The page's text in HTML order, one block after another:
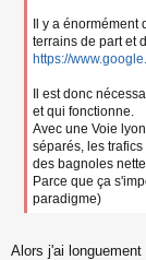
Il y a énormément
terrains de part et
https://
Il est donc
et qui fonctionne.
Avec une Voie
séparés, les
des bagnoles
Parce que ça
paradigme)
Alors j'ai